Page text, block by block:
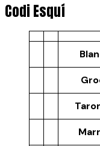
Codi Esquí